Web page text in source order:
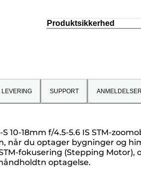
Produktsikkerhed
LEVERING SUPPORT ANMELDELSER
18mm f/4.5-5.6 IS STM-
du optager bygninger og
fokusering (Stepping
optagelse.